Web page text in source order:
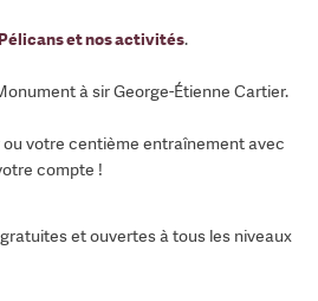
et nos activités.
à sir George-Étienne Cartier.
votre centième entraînement avec
compte !
et ouvertes à tous les niveaux